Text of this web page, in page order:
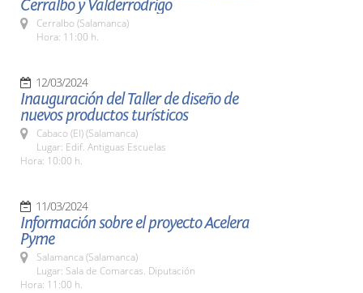
Cerralbo y Valderrodrigo
Cerralbo (Salamanca)
Hora: 11:00 h.
12/03/2024
Inauguración del Taller de diseño de
nuevos productos turísticos
Cabaco (El) (Salamanca)
Lugar: Edif. Antiguas Escuelas
Hora: 10:00 h.
11/03/2024
Información sobre el proyecto Acelera
Pyme
Salamanca (Salamanca)
Lugar: Sala de Comarcas. Diputación
Hora: 11:00 h.